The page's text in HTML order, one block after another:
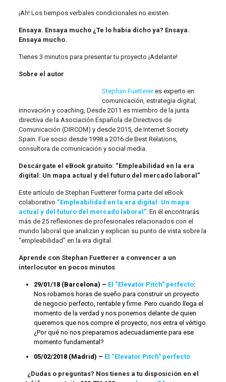
¡Ah! Los tiempos verbales condicionales no existen.
Ensaya. Ensaya mucho ¿Te lo había dicho ya? Ensaya.
Ensaya mucho.
Tienes 3 minutos para presentar tu proyecto ¡Adelante!
Sobre el autor
Stephan Fuettereres experto en
comunicación, estrategia digital,
innovación y coaching, Desde 2011 es miembro de la junta
directiva de la Asociación Española de Directivos de
Comunicación (DIRCOM) y desde 2015, de Internet Society
Spain. Fue socio desde 1998 a 2016 de Best Relations,
consultora de comunicación y social media.
Descárgate el eBook gratuito: “Empleabilidad en la era
digital: Un mapa actual y del futuro del mercado laboral”
Este artículo de Stephan Fuetterer forma parte del eBook
colaborativo “Empleabilidad en la era digital: Un mapa
actual y del futuro del mercado laboral”. En él encontrarás
más de 25 reflexiones de profesionales relacionados con el
mundo laboral que analizan y explican su punto de vista sobre la
“empleabilidad” en la era digital.
Aprende con Stephan Fuetterer a convencer a un
interlocutor en pocos minutos
29/01/18 (Barcelona) – El “Elevator Pitch” perfecto:
Nos robamos horas de sueño para construir un proyecto
de negocio perfecto, rentable y firme. Pero cuando llega el
momento de la verdad y nos ponemos delante de quien
queremos que nos compre el proyecto, nos entra el vértigo.
¿Por qué no nos preparamos adecuadamente para ese
momento fundamental?
05/02/2018 (Madrid) – El “Elevator Pitch” perfecto
¿Dudas o preguntas? Nos tienes a tu disposición en el